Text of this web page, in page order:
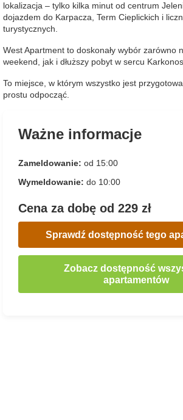
lokalizacja – tylko kilka minut od centrum
dojazdem do Karpacza, Term Cieplickich i
turystycznych.
West Apartment to doskonały wybór zarówno
weekend, jak i dłuższy pobyt w sercu
To miejsce, w którym wszystko jest
prostu odpocząć.
Ważne informacje
Zameldowanie: od 15:00
Wymeldowanie: do 10:00
Cena za dobę od 229 zł
Sprawdź dostępność tego
Zobacz dostępność
apartamentów